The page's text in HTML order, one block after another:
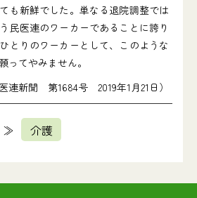
も新鮮でした。単なる退院調整では
民医連のワーカーであることに誇り
とりのワーカーとして、このような
ってやみません。
医連新聞 第1684号 2019年1月21日）
介護